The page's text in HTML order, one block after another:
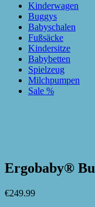
Kinderwagen
Buggys
Babyschalen
Fußsäcke
Kindersitze
Babybetten
Spielzeug
Milchpumpen
Sale %
Ergobaby®
€249.99